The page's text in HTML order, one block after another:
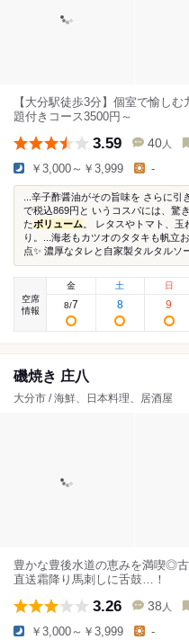
【大分駅徒歩3分】個室で愉し
題付きコース3500円～
3.59 40 人
￥3,000～￥3,999 -
...辛子酢醤油がその旨味を さらに
で税込869円と いうコスパには、驚
たボリューム 。 レタスやトマト、
り。...海老もカツオのタタキも帆立
点✨ 濃厚なタレと自家製タルタルソ
空席
情報
金
8/7
土
8
日
9
磯焼き 庄八
大分市 / 海鮮、日本料理、居酒屋
豊かな豊後水道の恵みを満喫◎
直送霜降り馬刺しに舌鼓…！
3.26 38 人
￥3,000～￥3,999 -